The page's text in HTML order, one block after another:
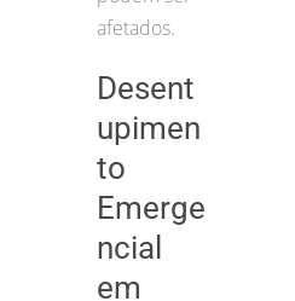
afetados.
Desent
upimen
to
Emerge
ncial
em